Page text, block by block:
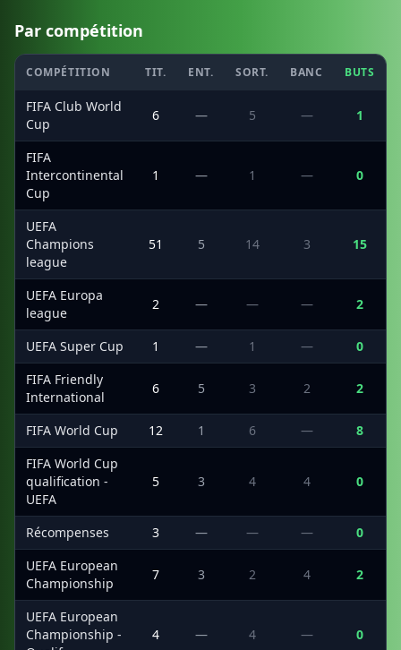
Par compétition
COMPÉTITION TIT. ENT. SORT. BANC BUTS
FIFA Club World
Cup
6 — 5 — 1
FIFA
Intercontinental
Cup
1 — 1 — 0
UEFA
Champions
league
51 5 14 3 15
UEFA Europa
league
2 — — — 2
UEFA Super Cup 1 — 1 —
0
FIFA Friendly
International
6 5 3 2 2
FIFA World Cup 12 1 6 —
8
FIFA World Cup
qualification -
UEFA
5 3 4 4 0
Récompenses 3 — — —
0
UEFA European
Championship
7 3 2 4 2
UEFA European
Championship -
4 — 4 — 0